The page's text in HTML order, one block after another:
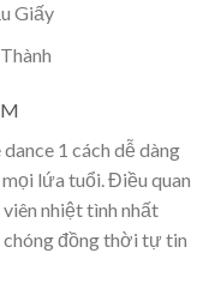
Giấy
1 cách dễ dàng
lứa tuổi. Điều quan
nhiệt tình nhất
chóng đồng thời tự tin